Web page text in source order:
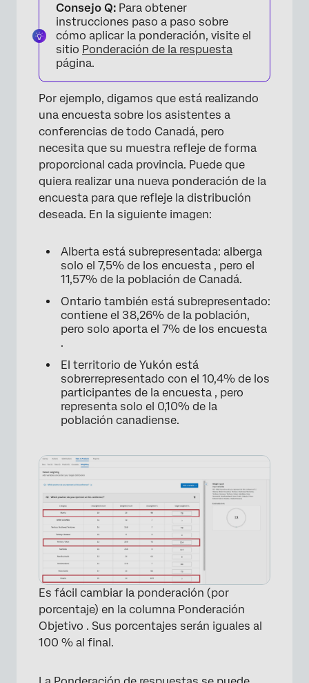
×
Consejo Q: Para obtener
instrucciones paso a paso sobre
cómo aplicar la ponderación, visite el
sitio Ponderación de la respuesta
página.
Por ejemplo, digamos que está realizando
una encuesta sobre los asistentes a
conferencias de todo Canadá, pero
necesita que su muestra refleje de forma
proporcional cada provincia. Puede que
quiera realizar una nueva ponderación de la
encuesta para que refleje la distribución
deseada. En la siguiente imagen:
Alberta está subrepresentada: alberga
solo el 7,5% de los encuesta , pero el
11,57% de la población de Canadá.
Ontario también está subrepresentado:
contiene el 38,26% de la población,
pero solo aporta el 7% de los encuesta
.
El territorio de Yukón está
sobrerrepresentado con el 10,4% de los
participantes de la encuesta , pero
representa solo el 0,10% de la
población canadiense.
Es fácil cambiar la ponderación (por
porcentaje) en la columna Ponderación
Objetivo . Sus porcentajes serán iguales al
100 % al final.